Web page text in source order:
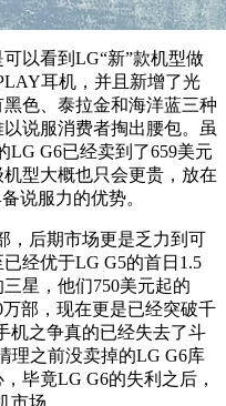
以看到LG“新”款机型做
耳机，并且新增了光
色、泰拉金和海洋蓝三种
说服消费者掏出腰包。虽
G6已经卖到了659美元
机型大概也只会更贵，放在
说服力的优势。
，后期市场更是乏力到可
经优于LG G5的首日1.5
星，他们750美元起的
部，现在更是已经突破千
机之争真的已经失去了斗
理之前没卖掉的LG G6库
毕竟LG G6的失利之后，